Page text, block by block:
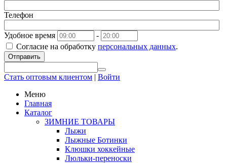
Телефон
Удобное время
-
Согласие на обработку персональных данных.
Отправить
Стать оптовым клиентом | Войти
Меню
Главная
Каталог
ЗИМНИЕ ТОВАРЫ
Лыжи
Лыжные Ботинки
Клюшки хоккейные
Люльки-переноски